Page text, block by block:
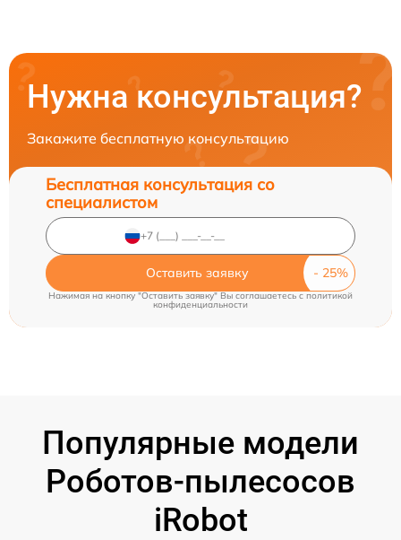
Нужна консультация?
Закажите бесплатную консультацию
Бесплатная консультация со
специалистом
Оставить заявку
Нажимая на кнопку "Оставить заявку" Вы соглашаетесь cполитикой
конфиденциальности
Популярные модели
Роботов-пылесосов
iRobot